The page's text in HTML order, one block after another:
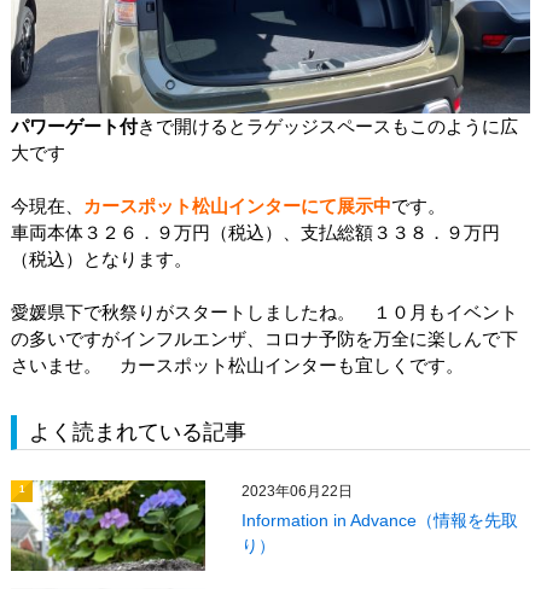
パワーゲート付きで開けるとラゲッジスペースもこのように広
大です
今現在、 カースポット松山インターにて展示中です。
車両本体３２６．９万円（税込）、支払総額３３８．９万円
（税込）となります。
愛媛県下で秋祭りがスタートしましたね。 １０月もイベント
の多いですがインフルエンザ、コロナ予防を万全に楽しんで下
さいませ。 カースポット松山インターも宜しくです。
よく読まれている記事
1 2023年06月22日
Information in Advance（情報を先取
り）